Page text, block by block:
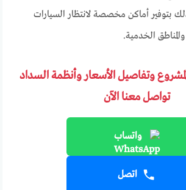
بتوفير أماكن مخصصة لانتظار السيارات
الخدمية.
المشروع وتفاصيل الأسعار وأنظمة السداد
تواصل معنا الآن
واتساب
اتصل